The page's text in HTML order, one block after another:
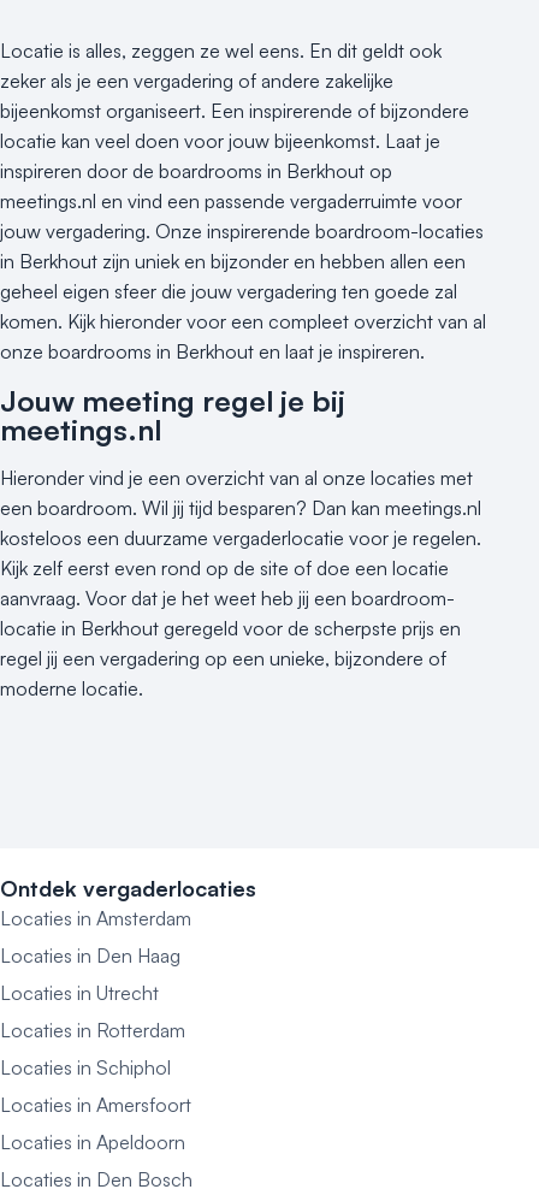
Locatie is alles, zeggen ze wel eens. En dit geldt ook
zeker als je een vergadering of andere zakelijke
bijeenkomst organiseert. Een inspirerende of bijzondere
locatie kan veel doen voor jouw bijeenkomst. Laat je
inspireren door de boardrooms in Berkhout op
meetings.nl en vind een passende vergaderruimte voor
jouw vergadering. Onze inspirerende boardroom-locaties
in Berkhout zijn uniek en bijzonder en hebben allen een
geheel eigen sfeer die jouw vergadering ten goede zal
komen. Kijk hieronder voor een compleet overzicht van al
onze boardrooms in Berkhout en laat je inspireren.
Jouw meeting regel je bij
meetings.nl
Hieronder vind je een overzicht van al onze locaties met
een boardroom. Wil jij tijd besparen? Dan kan meetings.nl
kosteloos een duurzame vergaderlocatie voor je regelen.
Kijk zelf eerst even rond op de site of doe een locatie
aanvraag. Voor dat je het weet heb jij een boardroom-
locatie in Berkhout geregeld voor de scherpste prijs en
regel jij een vergadering op een unieke, bijzondere of
moderne locatie.
Ontdek vergaderlocaties
Locaties in Amsterdam
Locaties in Den Haag
Locaties in Utrecht
Locaties in Rotterdam
Locaties in Schiphol
Locaties in Amersfoort
Locaties in Apeldoorn
Locaties in Den Bosch